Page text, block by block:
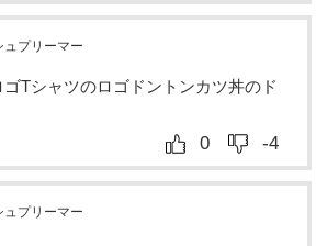
プリーマー
Tシャツのロゴドントンカツ丼のド
0 -4
プリーマー